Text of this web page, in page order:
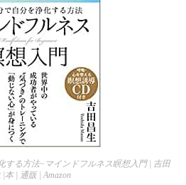
する方法~マインドフルネス瞑想入門 | 吉田
|本 | 通販 | Amazon